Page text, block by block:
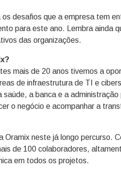
desafios que a empresa tem
para este ano. Lembra ainda
das organizações.
mais de 20 anos tivemos a
de infraestrutura de TI e
a banca e a administração
o negócio e acompanhar a
Oramix neste já longo percurso.
de 100 colaboradores,
em todos os projetos.